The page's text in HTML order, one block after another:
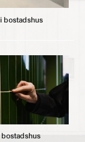
i bostadshus
bostadshus